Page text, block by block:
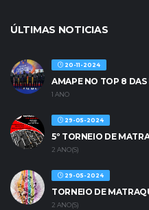
ÚLTIMAS NOTICIAS
20-11-2024
AMAPE NO TOP 8 DAS
1 ANO
29-05-2024
5º TORNEIO DE
2 ANO(S)
29-05-2024
TORNEIO DE
2 ANO(S)